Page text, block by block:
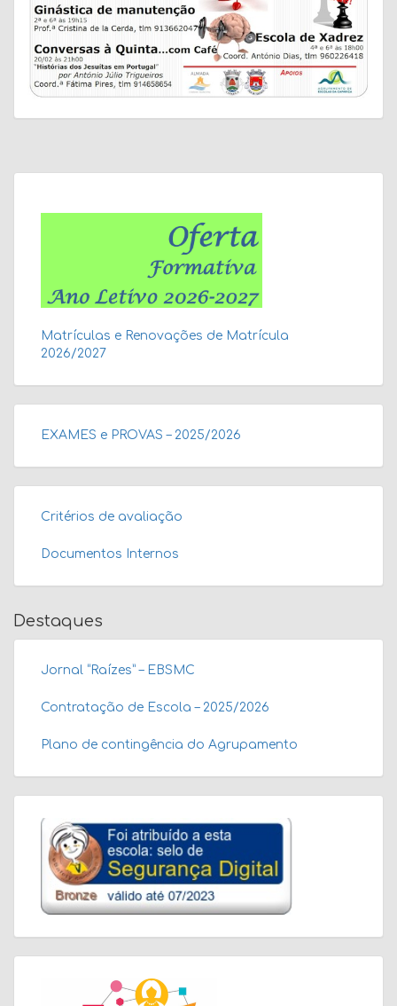
Matrículas e Renovações de Matrícula
2026/2027
EXAMES e PROVAS – 2025/2026
Critérios de avaliação
Documentos Internos
Destaques
Jornal “Raízes” – EBSMC
Contratação de Escola – 2025/2026
Plano de contingência do Agrupamento